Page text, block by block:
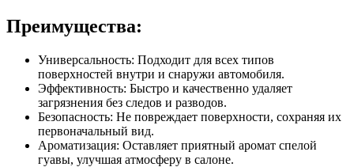
Преимущества:
Универсальность: Подходит для всех типов
поверхностей внутри и снаружи автомобиля.
Эффективность: Быстро и качественно удаляет
загрязнения без следов и разводов.
Безопасность: Не повреждает поверхности, сохраняя их
первоначальный вид.
Ароматизация: Оставляет приятный аромат спелой
гуавы, улучшая атмосферу в салоне.